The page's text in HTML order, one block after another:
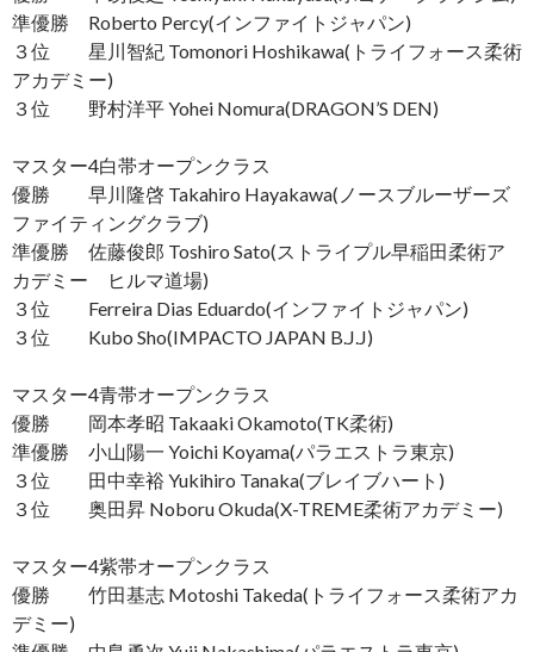
準優勝 Roberto Percy(インファイトジャパン)
３位 星川智紀 Tomonori Hoshikawa(トライフォース柔術
アカデミー)
３位 野村洋平 Yohei Nomura(DRAGON’S DEN)
マスター4白帯オープンクラス
優勝 早川隆啓 Takahiro Hayakawa(ノースブルーザーズ
ファイティングクラブ)
準優勝 佐藤俊郎 Toshiro Sato(ストライプル早稲田柔術ア
カデミー ヒルマ道場)
３位 Ferreira Dias Eduardo(インファイトジャパン)
３位 Kubo Sho(IMPACTO JAPAN B.J.J)
マスター4青帯オープンクラス
優勝 岡本孝昭 Takaaki Okamoto(TK柔術)
準優勝 小山陽一 Yoichi Koyama(パラエストラ東京)
３位 田中幸裕 Yukihiro Tanaka(ブレイブハート)
３位 奥田昇 Noboru Okuda(X-TREME柔術アカデミー)
マスター4紫帯オープンクラス
優勝 竹田基志 Motoshi Takeda(トライフォース柔術アカ
デミー)